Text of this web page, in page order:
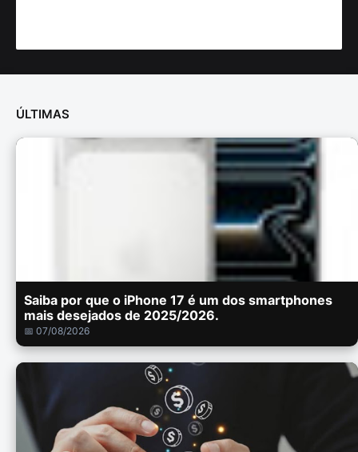
ÚLTIMAS
Saiba por que o iPhone 17 é um dos smartphones
mais desejados de 2025/2026.
📅 07/08/2026